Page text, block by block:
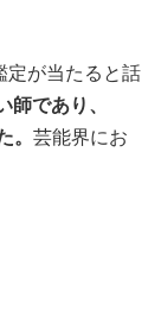
定が当たると話
であり、
。 芸能界にお